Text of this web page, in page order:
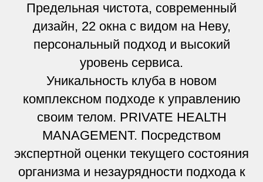
Предельная чистота, современный
дизайн, 22 окна с видом на Неву,
персональный подход и высокий
уровень сервиса.
Уникальность клуба в новом
комплексном подходе к управлению
своим телом. PRIVATE HEALTH
MANAGEMENT. Посредством
экспертной оценки текущего состояния
организма и незаурядности подхода к